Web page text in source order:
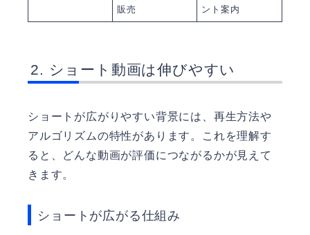
販売
ント案内
ショート動画は伸びやすい
ショートが広がりやすい背景には、再生方法や
アルゴリズムの特性があります。これを理解す
ると、どんな動画が評価につながるかが見えて
きます。
ショートが広がる仕組み